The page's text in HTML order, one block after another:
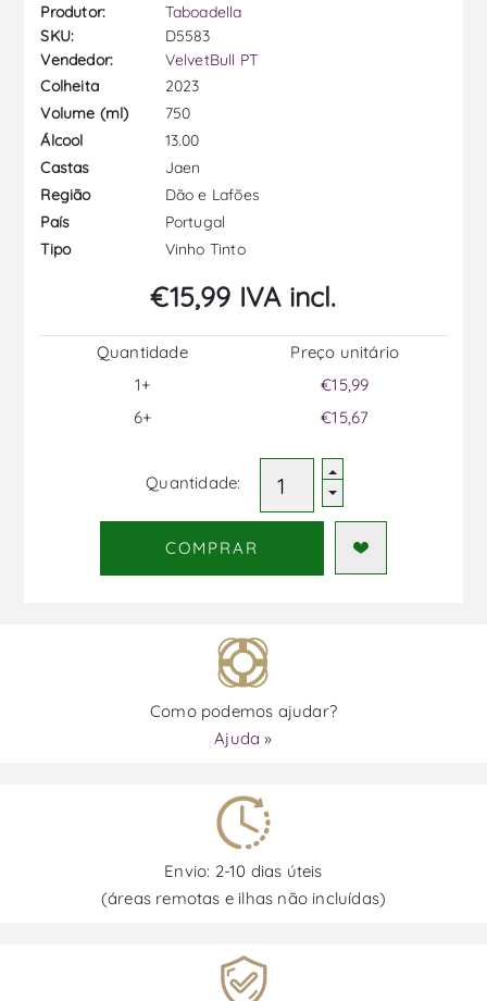
Produtor:
Taboadella
SKU:
D5583
Vendedor:
VelvetBull PT
Colheita
2023
Volume (ml)
750
Álcool
13.00
Castas
Jaen
Região
Dão e Lafões
País
Portugal
Tipo
Vinho Tinto
€15,99 IVA incl.
Quantidade
1+
6+
Preço unitário
€15,99
€15,67
Quantidade:
COMPRAR
Como podemos ajudar?
Ajuda »
Envio: 2-10 dias úteis
(áreas remotas e ilhas não incluídas)